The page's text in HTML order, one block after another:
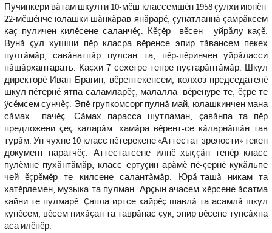
Пучинкери вăтам шкулти 10-мĕш классемшĕн 1958 çулхи июнĕн
22-мĕшĕнче юлашки шăнкăрав янăрарĕ, çунатланнă çамрăксем
каç пуличен килĕсене саланчĕç. Кĕçĕр вĕсен - уйрăлу каçĕ.
Вунă çул хушши пĕр класра вĕренсе эпир тăвансем пекех
пултăмăр, савăнатпăр пулсан та, пĕр-пĕринчен уйрăласси
пăшăрхантарать. Каçхи 7 сехетре тепре пуçтарăнтăмăр. Шкул
директорĕ Иван Брагин, вĕрентекенсем, колхоз председателĕ
шкул пĕтернĕ ятпа саламларĕç, малалла вĕренÿре те, ĕçре те
ÿсĕмсем сунчĕç. Эпĕ групкомсорг пулнă май, юлашкинчен мана
сăмах пачĕç. Сăмах парасса шутламан, çавăнпа та пĕр
предложени çеç каларăм: хамăра вĕрент-се кăларнăшăн тав
турăм. Ун чухне 10 класс пĕтерекене «Аттестат зрелости» текен
документ паратчĕç. Аттестатсене илнĕ хыççăн тепĕр класс
пÿлĕмне пухăнтăмăр, класс ертÿçин арăмĕ пĕ-çернĕ кукăльпе
чей ĕçрĕмĕр те килсене салантăмăр. Юрă-ташă никам та
хатĕрлемен, музыка та пулман. Арçын ачасем хĕрсене ăсатма
кайни те пулмарĕ. Çапла иртсе кайрĕç шавлă та асамлă шкул
кунĕсем, вĕсем нихăçан та таврăнас çук, эпир вĕсене тунсăхпа
аса илĕпĕр.